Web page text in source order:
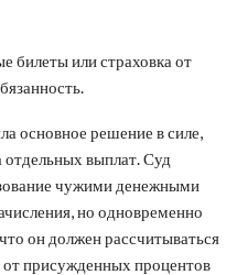
билеты или страховка от
основное решение в силе,
отдельных выплат. Суд
чужими денежными
но одновременно
он должен рассчитываться
от присужденных процентов